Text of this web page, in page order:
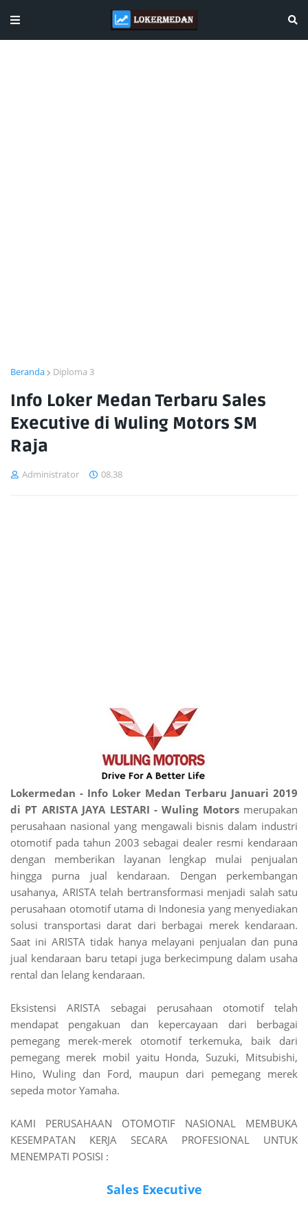
Beranda Diploma 3
Info Loker Medan Terbaru Sales
Executive di Wuling Motors SM
Raja
Administrator 08.38
Lokermedan - Info Loker Medan Terbaru Januari 2019
di PT ARISTA JAYA LESTARI - Wuling Motorsmerupakan
perusahaan nasional yang mengawali bisnis dalam industri
otomotif pada tahun 2003 sebagai dealer resmi kendaraan
dengan memberikan layanan lengkap mulai penjualan
hingga purna jual kendaraan. Dengan perkembangan
usahanya, ARISTA telah bertransformasi menjadi salah satu
perusahaan otomotif utama di Indonesia yang menyediakan
solusi transportasi darat dari berbagai merek kendaraan.
Saat ini ARISTA tidak hanya melayani penjualan dan puna
jual kendaraan baru tetapi juga berkecimpung dalam usaha
rental dan lelang kendaraan.
Eksistensi ARISTA sebagai perusahaan otomotif telah
mendapat pengakuan dan kepercayaan dari berbagai
pemegang merek-merek otomotif terkemuka, baik dari
pemegang merek mobil yaitu Honda, Suzuki, Mitsubishi,
Hino, Wuling dan Ford, maupun dari pemegang merek
sepeda motor Yamaha.
KAMI PERUSAHAAN OTOMOTIF NASIONAL MEMBUKA
KESEMPATAN KERJA SECARA PROFESIONAL UNTUK
MENEMPATI POSISI :
Sales Executive